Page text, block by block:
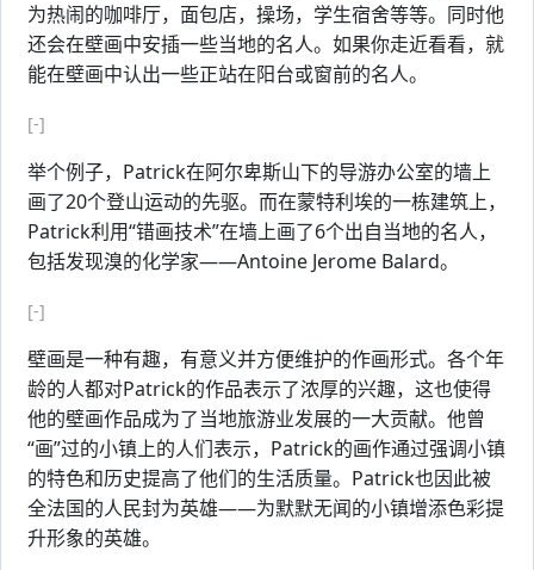
为热闹的咖啡厅，面包店，操场，学生宿舍等等。同时他
还会在壁画中安插一些当地的名人。如果你走近看看，就
能在壁画中认出一些正站在阳台或窗前的名人。
[-]
举个例子，Patrick在阿尔卑斯山下的导游办公室的墙上
画了20个登山运动的先驱。而在蒙特利埃的一栋建筑上，
Patrick利用“错画技术”在墙上画了6个出自当地的名人，
包括发现溴的化学家——Antoine Jerome Balard。
[-]
壁画是一种有趣，有意义并方便维护的作画形式。各个年
龄的人都对Patrick的作品表示了浓厚的兴趣，这也使得
他的壁画作品成为了当地旅游业发展的一大贡献。他曾
“画”过的小镇上的人们表示，Patrick的画作通过强调小镇
的特色和历史提高了他们的生活质量。Patrick也因此被
全法国的人民封为英雄——为默默无闻的小镇增添色彩提
升形象的英雄。